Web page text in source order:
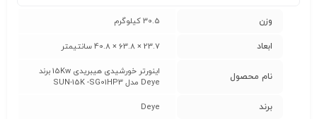
وزن 30.5 کیلوگرم
ابعاد 23.7 × 63.8 × 40.8 سانتیمتر
نام محصول
اینورتر خورشیدی هیبریدی 15Kw برند
Deye مدل SUN-15K -SG01HP3
برند Deye